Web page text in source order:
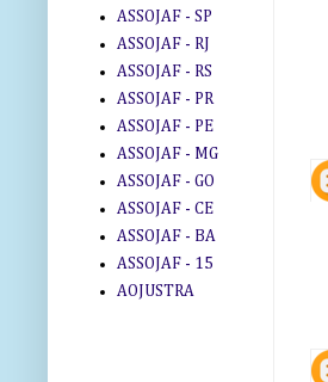
ASSOJAF - SP
ASSOJAF - RJ
ASSOJAF - RS
ASSOJAF - PR
ASSOJAF - PE
ASSOJAF - MG
ASSOJAF - GO
ASSOJAF - CE
ASSOJAF - BA
ASSOJAF - 15
AOJUSTRA